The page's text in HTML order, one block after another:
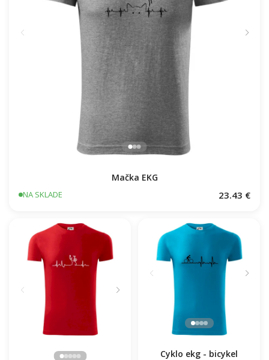
Mačka EKG
NA SKLADE 23.43 €
Cyklo ekg - bicykel